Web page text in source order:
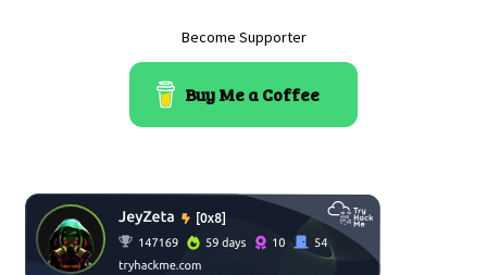
Become Supporter
Buy Me a Coffee